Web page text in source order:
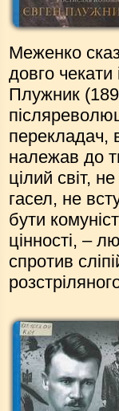
Меженко
довго
Плужник
перекладач,
належав до
цілий світ,
гасел, не
бути
цінності, –
спротив